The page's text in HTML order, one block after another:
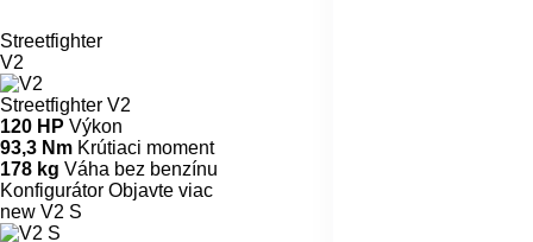
Streetfighter
V2
Streetfighter V2
120 HP Výkon
93,3 Nm Krútiaci moment
178 kg Váha bez benzínu
Konfigurátor Objavte viac
new V2 S